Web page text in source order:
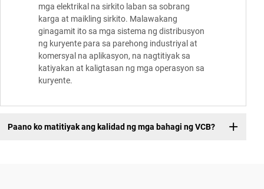
mga elektrikal na sirkito laban sa sobrang
karga at maikling sirkito. Malawakang
ginagamit ito sa mga sistema ng distribusyon
ng kuryente para sa parehong industriyal at
komersyal na aplikasyon, na nagtitiyak sa
katiyakan at kaligtasan ng mga operasyon sa
kuryente.
Paano ko matitiyak ang kalidad ng mga bahagi ng VCB?